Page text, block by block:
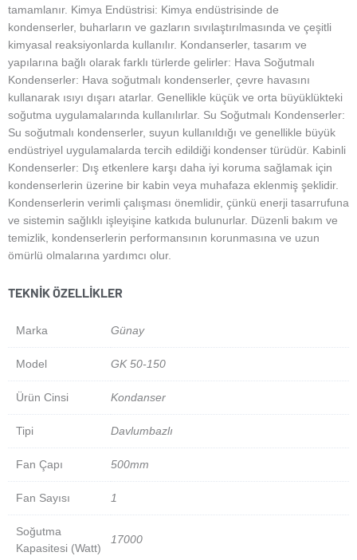
tamamlanır. Kimya Endüstrisi: Kimya endüstrisinde de
kondenserler, buharların ve gazların sıvılaştırılmasında ve çeşitli
kimyasal reaksiyonlarda kullanılır. Kondanserler, tasarım ve
yapılarına bağlı olarak farklı türlerde gelirler: Hava Soğutmalı
Kondenserler: Hava soğutmalı kondenserler, çevre havasını
kullanarak ısıyı dışarı atarlar. Genellikle küçük ve orta büyüklükteki
soğutma uygulamalarında kullanılırlar. Su Soğutmalı Kondenserler:
Su soğutmalı kondenserler, suyun kullanıldığı ve genellikle büyük
endüstriyel uygulamalarda tercih edildiği kondenser türüdür. Kabinli
Kondenserler: Dış etkenlere karşı daha iyi koruma sağlamak için
kondenserlerin üzerine bir kabin veya muhafaza eklenmiş şeklidir.
Kondenserlerin verimli çalışması önemlidir, çünkü enerji tasarrufuna
ve sistemin sağlıklı işleyişine katkıda bulunurlar. Düzenli bakım ve
temizlik, kondenserlerin performansının korunmasına ve uzun
ömürlü olmalarına yardımcı olur.
TEKNIK ÖZELLIKLER
Marka Günay
Model GK 50-150
Ürün Cinsi Kondanser
Tipi Davlumbazlı
Fan Çapı 500mm
Fan Sayısı 1
Soğutma
Kapasitesi (Watt)
17000